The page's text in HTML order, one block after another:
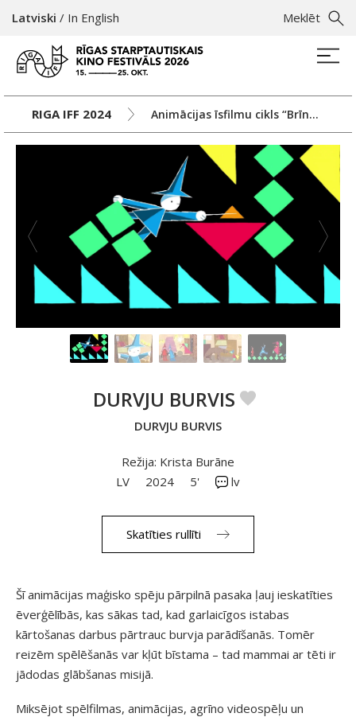
Meklēt
Latviski / In English
RIGA IFF 2024 Animācijas īsfilmu cikls “Brīnumskapis”
DURVJU BURVIS
DURVJU BURVIS
Režija: Krista Burāne
LV
2024 5' lv
Skatīties rullīti
Šī animācijas maģisko spēju pārpilnā pasaka ļauj ieskatīties
ēverģēlībās, kas sākas tad, kad garlaicīgos istabas
kārtošanas darbus pārtrauc burvja parādīšanās. Tomēr
reizēm spēlēšanās var kļūt bīstama – tad mammai ar tēti ir
jādodas glābšanas misijā.
Miksējot spēlfilmas, animācijas, agrīno videospēļu un